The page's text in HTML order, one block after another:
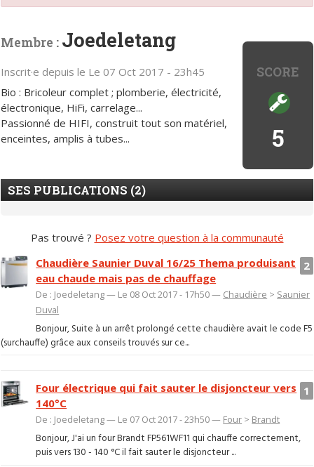
SCORE
5
Membre : Joedeletang
Inscrit·e depuis le Le 07 Oct 2017 - 23h45
Bio : Bricoleur complet ; plomberie, électricité,
électronique, HiFi, carrelage...
Passionné de HIFI, construit tout son matériel,
enceintes, amplis à tubes...
SES PUBLICATIONS (2)
Pas trouvé ? Posez votre question à la communauté
2
Chaudière Saunier Duval 16/25 Thema produisant
eau chaude mais pas de chauffage
De : Joedeletang — Le 08 Oct 2017 - 17h50 — Chaudière > Saunier
Duval
Bonjour, Suite à un arrêt prolongé cette chaudière avait le code F5
(surchauffe) grâce aux conseils trouvés sur ce...
1
Four électrique qui fait sauter le disjoncteur vers
140°C
De : Joedeletang — Le 07 Oct 2017 - 23h50 — Four > Brandt
Bonjour, J'ai un four Brandt FP561WF11 qui chauffe correctement,
puis vers 130 - 140 °C il fait sauter le disjoncteur ...